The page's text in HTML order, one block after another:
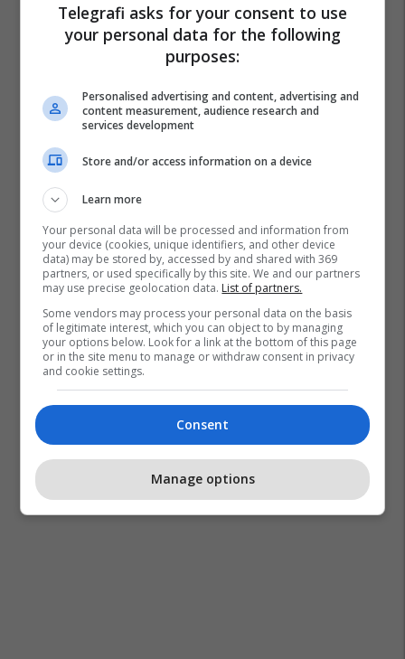
Lufta Në Iran Irani
Lindja E Mesme
Ngushtica E Hormuzit
Telegrafi asks for your consent to use
your personal data for the following
purposes:
Personalised advertising and content, advertising and
content measurement, audience research and
services development
Store and/or access information on a device
Learn more
Your personal data will be processed and information from
your device (cookies, unique identifiers, and other device
data) may be stored by, accessed by and shared with 369
partners, or used specifically by this site. We and our partners
may use precise geolocation data. List of partners.
Some vendors may process your personal data on the basis
of legitimate interest, which you can object to by managing
your options below. Look for a link at the bottom of this page
or in the site menu to manage or withdraw consent in privacy
and cookie settings.
Consent
Manage options